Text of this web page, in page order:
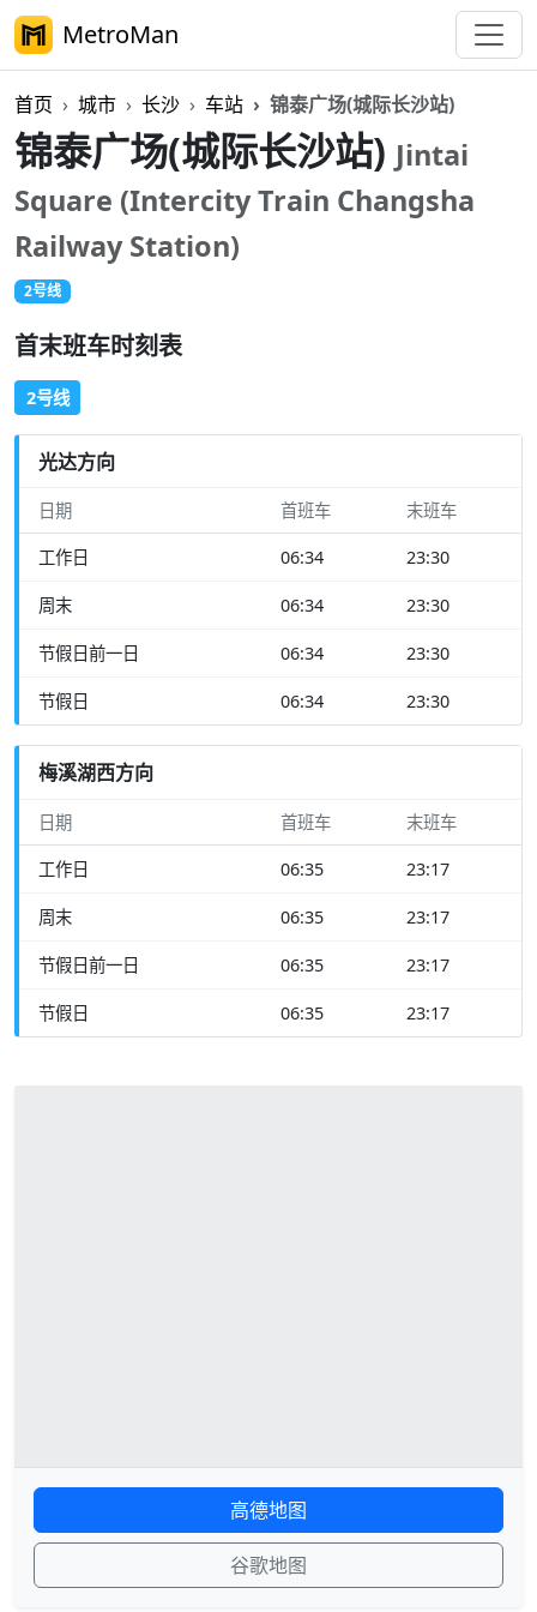
MetroMan
首页 城市 长沙 车站 锦泰广场(城际长沙站)
锦泰广场(城际长沙站) Jintai
Square (Intercity Train Changsha
Railway Station)
2号线
首末班车时刻表
2号线
光达方向
日期 首班车 末班车
工作日 06:34 23:30
周末 06:34 23:30
节假日前一日 06:34 23:30
节假日 06:34 23:30
梅溪湖西方向
日期 首班车 末班车
工作日 06:35 23:17
周末 06:35 23:17
节假日前一日 06:35 23:17
节假日 06:35 23:17
高德地图
谷歌地图